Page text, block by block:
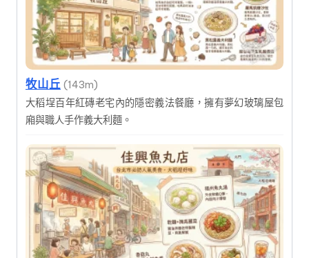
牧山丘 (143m)
大稻埕百年紅磚老宅內的隱密義法餐廳，擁有夢幻玻璃屋包
廂與職人手作義大利麵。